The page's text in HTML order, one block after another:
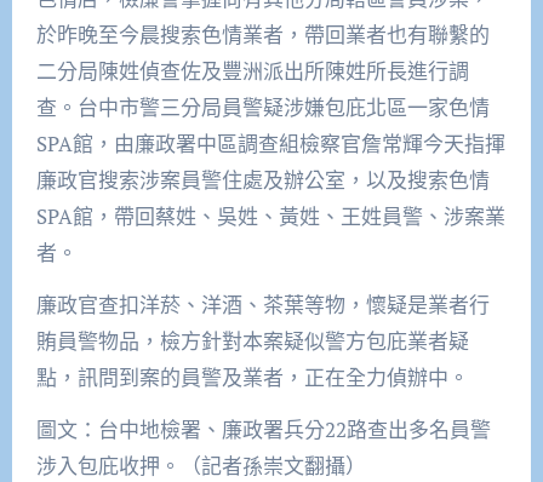
於昨晚至今晨搜索色情業者，帶回業者也有聯繫的
二分局陳姓偵查佐及豐洲派出所陳姓所長進行調
查。台中市警三分局員警疑涉嫌包庇北區一家色情
SPA館，由廉政署中區調查組檢察官詹常輝今天指揮
廉政官搜索涉案員警住處及辦公室，以及搜索色情
SPA館，帶回蔡姓、吳姓、黃姓、王姓員警、涉案業
者。
廉政官查扣洋菸、洋酒、茶葉等物，懷疑是業者行
賄員警物品，檢方針對本案疑似警方包庇業者疑
點，訊問到案的員警及業者，正在全力偵辦中。
圖文：台中地檢署、廉政署兵分22路查出多名員警
涉入包庇收押。（記者孫崇文翻攝）